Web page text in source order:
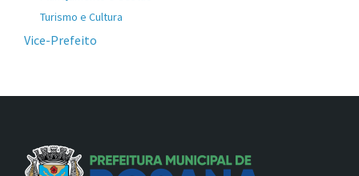
Turismo e Cultura
Vice-Prefeito